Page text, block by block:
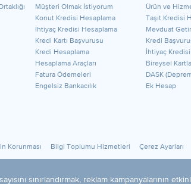
Müşteri Olmak İstiyorum
Ürün ve
Konut Kredisi Hesaplama
Taşıt Kredisi
İhtiyaç Kredisi Hesaplama
Mevduat
Kredi Kartı Başvurusu
Kredi
Kredi Hesaplama
İhtiyaç Kredisi
Hesaplama Araçları
Bireysel
Fatura Ödemeleri
DASK
Engelsiz Bankacılık
Ek Hesap
Korunması Bilgi Toplumu Hizmetleri Çerez Ayarları